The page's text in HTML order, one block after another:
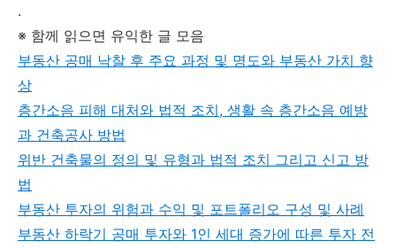
.
※ 함께 읽으면 유익한 글 모음
부동산 공매 낙찰 후 주요 과정 및 명도와 부동산 가치 향
상
층간소음 피해 대처와 법적 조치, 생활 속 층간소음 예방
과 건축공사 방법
위반 건축물의 정의 및 유형과 법적 조치 그리고 신고 방
법
부동산 투자의 위험과 수익 및 포트폴리오 구성 및 사례
부동산 하락기 공매 투자와 1인 세대 증가에 따른 투자 전